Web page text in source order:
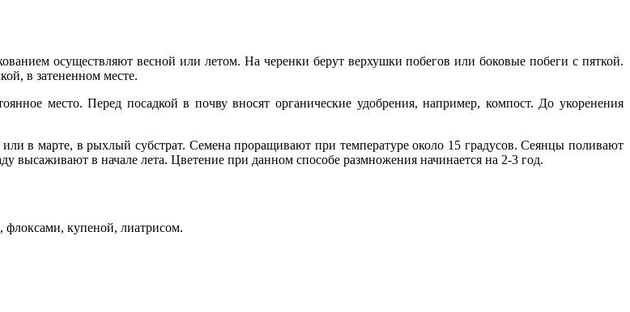
осуществляют весной или летом. На черенки берут верхушки побегов или боковые побеги с пяткой.
в затененном месте.
место. Перед посадкой в почву вносят органические удобрения, например, компост. До укоренения
в марте, в рыхлый субстрат. Семена проращивают при температуре около 15 градусов. Сеянцы поливают
высаживают в начале лета. Цветение при данном способе размножения начинается на 2-3 год.
флоксами, купеной, лиатрисом.